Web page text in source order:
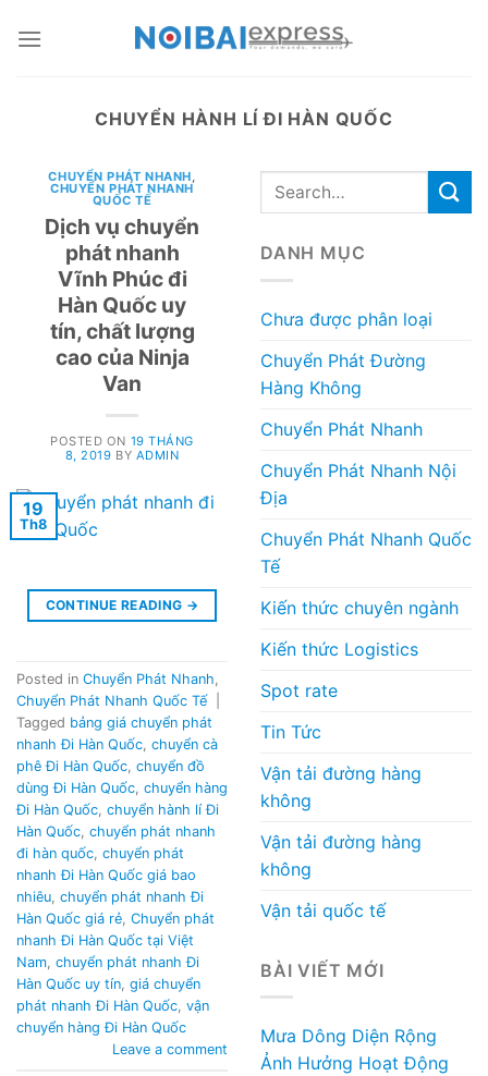
CHUYỂN HÀNH LÍ ĐI HÀN QUỐC
CHUYỂN PHÁT NHANH,
CHUYỂN PHÁT NHANH
QUỐC TẾ
Dịch vụ chuyển
phát nhanh
Vĩnh Phúc đi
Hàn Quốc uy
tín, chất lượng
cao của Ninja
Van
POSTED ON 19 THÁNG
8, 2019 BY ADMIN
19
Th8
CONTINUE READING →
Posted in Chuyển Phát Nhanh
Chuyển Phát Nhanh Quốc Tế
Tagged bảng giá chuyển phát
nhanh Đi Hàn Quốc chuyển cà
phê Đi Hàn Quốc chuyển đồ
dùng Đi Hàn Quốc chuyển hàng
Đi Hàn Quốc chuyển hành lí Đi
Hàn Quốc chuyển phát nhanh
đi hàn quốc chuyển phát
nhanh Đi Hàn Quốc giá bao
nhiêu chuyển phát nhanh Đi
Hàn Quốc giá rẻ Chuyển phát
nhanh Đi Hàn Quốc tại Việt
Nam chuyển phát nhanh Đi
Hàn Quốc uy tín giá chuyển
phát nhanh Đi Hàn Quốc vận
chuyển hàng Đi Hàn Quốc
Leave a comment
DANH MỤC
Chưa được phân loại
Chuyển Phát Đường
Hàng Không
Chuyển Phát Nhanh
Chuyển Phát Nhanh Nội
Địa
Chuyển Phát Nhanh Quốc
Tế
Kiến thức chuyên ngành
Kiến thức Logistics
Spot rate
Tin Tức
Vận tải đường hàng
không
Vận tải đường hàng
không
Vận tải quốc tế
BÀI VIẾT MỚI
Mưa Dông Diện Rộng
Ảnh Hưởng Hoạt Động